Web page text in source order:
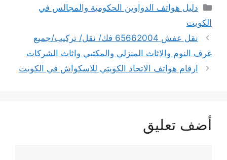
التصنيفات
دليل هواتف الدواوين الحكومية والمجالس في
الكويت
نقل عفش 65662004 فك/ نقل/ تركيب/جميع
غرف النوم والاثاث المنزلي والمكتبي واثاث الشركات
ارقام هواتف الاتحاد الكويتي للاسكواش في الكويت
أضف تعليق